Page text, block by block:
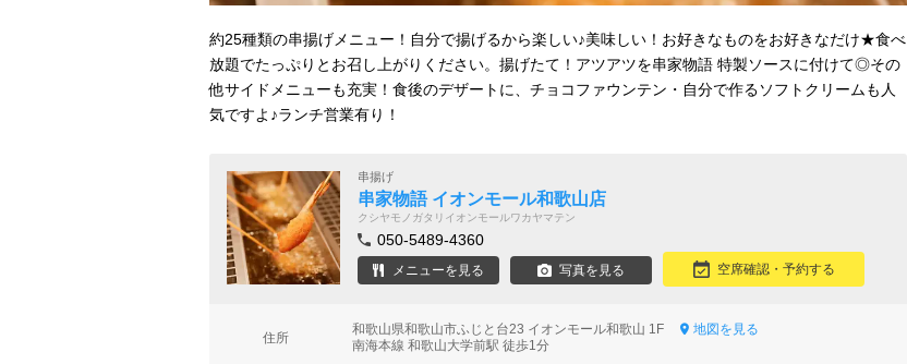
約25種類の串揚げメニュー！自分で揚げるから楽しい♪美味しい！お好きなものをお好きなだけ★食べ
放題でたっぷりとお召し上がりください。揚げたて！アツアツを串家物語 特製ソースに付けて◎その
他サイドメニューも充実！食後のデザートに、チョコファウンテン・自分で作るソフトクリームも人
気ですよ♪ランチ営業有り！
串揚げ
串家物語 イオンモール和歌山店
クシヤモノガタリイオンモールワカヤマテン
050-5489-4360
メニューを見る 写真を見る 空席確認・予約する
住所
和歌山県和歌山市ふじと台23 イオンモール和歌山 1F
地図を見る
南海本線 和歌山大学前駅 徒歩1分